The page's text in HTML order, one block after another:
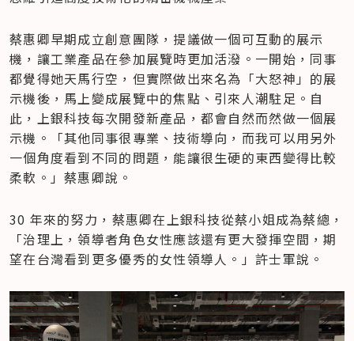
蔡惠卿早期成立創意團隊，提議做一個可互動的展示
機，讓工業產品在參加展覽時更加活潑。一開始，同事
都覺得她天馬行空，但實際做出來名為「大怒神」的展
示機後，馬上變成展覽中的焦點、引來人潮駐足。自
此，上銀科技每次開發新產品，都會自然而然做一個展
示機。「其他同事很專業、技術導向，而我可以用另外
一個角度看到不同的問題，能讓很生硬的東西變得比較
柔軟。」蔡惠卿說。
30 年來的努力，蔡惠卿在上銀科技從蔡小姐成為蔡總，
「治理上，領導者角色女性應該還有更大發揮空間，期
望在台灣看到更多優秀的女性領導人。」許士軍說。